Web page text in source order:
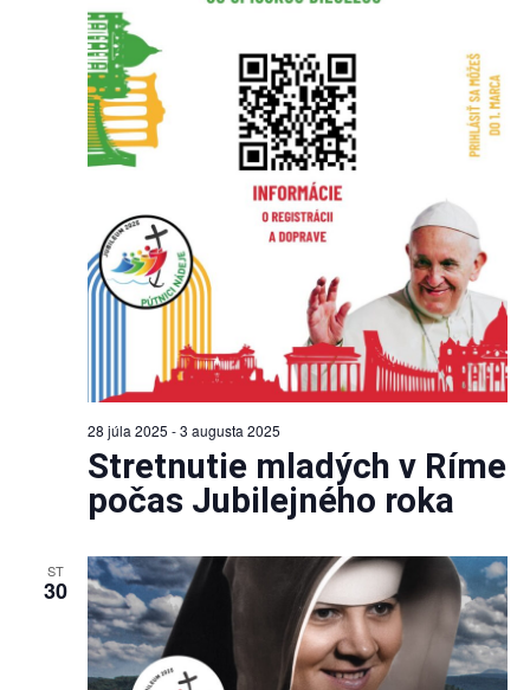
28 júla 2025 -3 augusta 2025
Stretnutie mladých v Ríme
počas Jubilejného roka
ST
30